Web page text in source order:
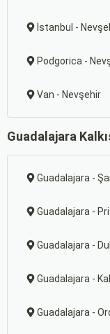
İstanbul -
Podgorica -
Van - Nevşehir
Guadalajara
Guadalajara -
Guadalajara -
Guadalajara -
Guadalajara -
Guadalajara -